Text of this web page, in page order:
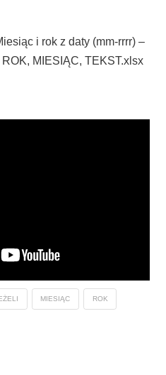
i rok z daty (mm-rrrr) –
MIESIĄC, TEKST.xlsx
MIESIĄC ROK